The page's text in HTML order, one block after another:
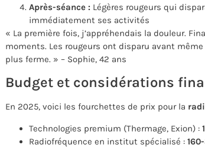
Après-séance : Légères rougeurs qui
immédiatement ses activités
« La première fois, j’appréhendais la douleur.
moments. Les rougeurs ont disparu avant
plus ferme. » – Sophie, 42 ans
Budget et considérations
En 2025, voici les fourchettes de prix pour la
Technologies premium (Thermage, Exion) :
Radiofréquence en institut spécialisé :